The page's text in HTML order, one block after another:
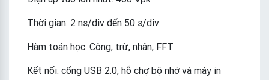
Thời gian: 2 ns/div đến 50 s/div
Hàm toán học: Cộng, trừ, nhân, FFT
Kết nối: cổng USB 2.0, hỗ chợ bộ nhớ và máy in